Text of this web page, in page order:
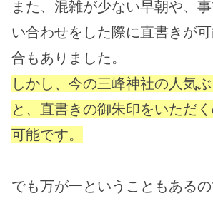
また、混雑が少ない早朝や、
い合わせをした際に直書きが
合もありました。
しかし、今の三峰神社の人気
と、直書きの御朱印をいただ
可能です。
でも万が一ということもある